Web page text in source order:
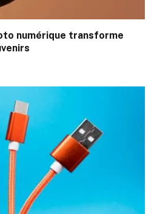
numérique transforme